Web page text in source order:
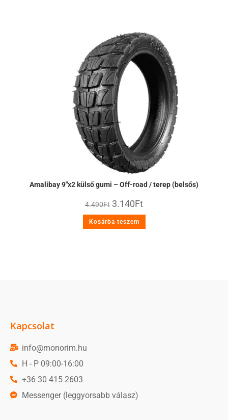
Amalibay 9″x2 külső gumi – Off-road / terep (belsős)
4.490Ft 3.140Ft
Kosárba teszem
Kapcsolat
info@monorim.hu
H - P 09:00-16:00
+36 30 415 2603
Messenger (leggyorsabb válasz)